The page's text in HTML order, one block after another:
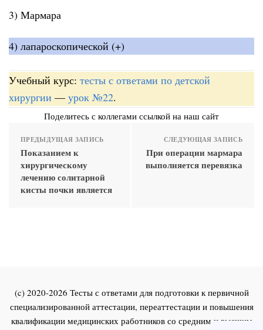
3) Мармара
4) лапароскопической (+)
Учебный курс: тесты с ответами по детской
хирургии — урок №22.
Поделитесь с коллегами ссылкой на наш сайт
ПРЕДЫДУЩАЯ ЗАПИСЬ
Показанием к
хирургическому
лечению солитарной
кисты почки является
СЛЕДУЮЩАЯ ЗАПИСЬ
При операции мармара
выполняется перевязка
(c) 2020-2026 Тесты с ответами для подготовки к первичной
специализированной аттестации, переаттестации и повышения
квалификации медицинских работников со средним и высшим